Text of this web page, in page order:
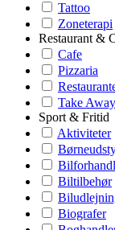
Tattoo
Zoneterapi
Restaurant &
Cafe
Pizzaria
Take Away
Sport & Fritid
Aktiviteter
Biltilbehør
Biografer